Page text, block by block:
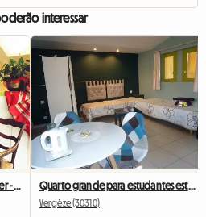
interessar
Quarto grande para estudantes estagiários para alugar no 1º andar
Vergèze (30310)